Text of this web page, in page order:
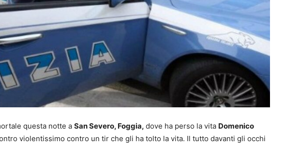
questa notte a San Severo, Foggia, dove ha perso la vita Domenico
violentissimo contro un tir che gli ha tolto la vita. Il tutto davanti gli occhi